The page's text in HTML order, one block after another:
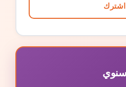
اشترك
سنوي